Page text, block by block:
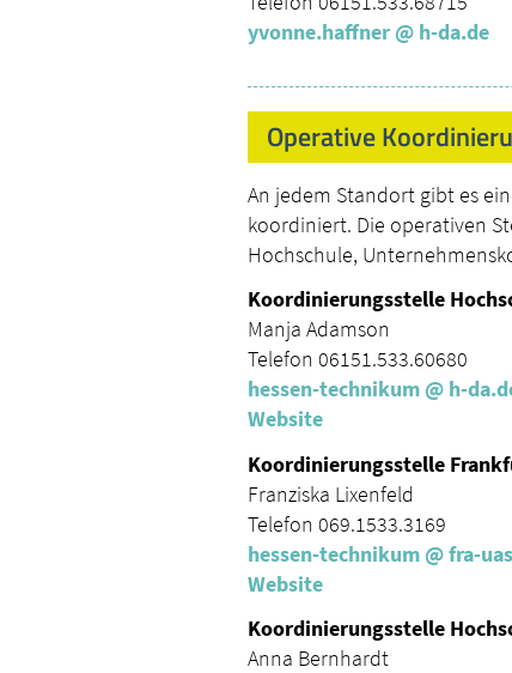
yvonne.haffner @ h-da.de
Operative
An jedem Standort gibt es
koordiniert. Die operativen
Hochschule,
Koordinierungsstelle
Manja Adamson
Telefon 06151.533.60680
hessen-technikum @ h-da.
Website
Koordinierungsstelle
Franziska Lixenfeld
Telefon 069.1533.3169
hessen-technikum @ fra-
Website
Koordinierungsstelle
Anna Bernhardt